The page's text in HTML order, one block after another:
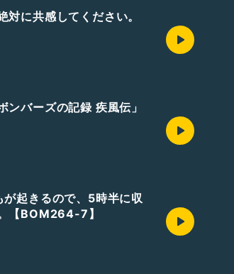
対に共感してください。
ンバーズの記録 疾風伝」
が起きるので、5時半に収
【BOM264-7】